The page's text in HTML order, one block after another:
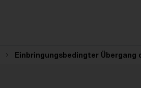
Einbringungsbedingter